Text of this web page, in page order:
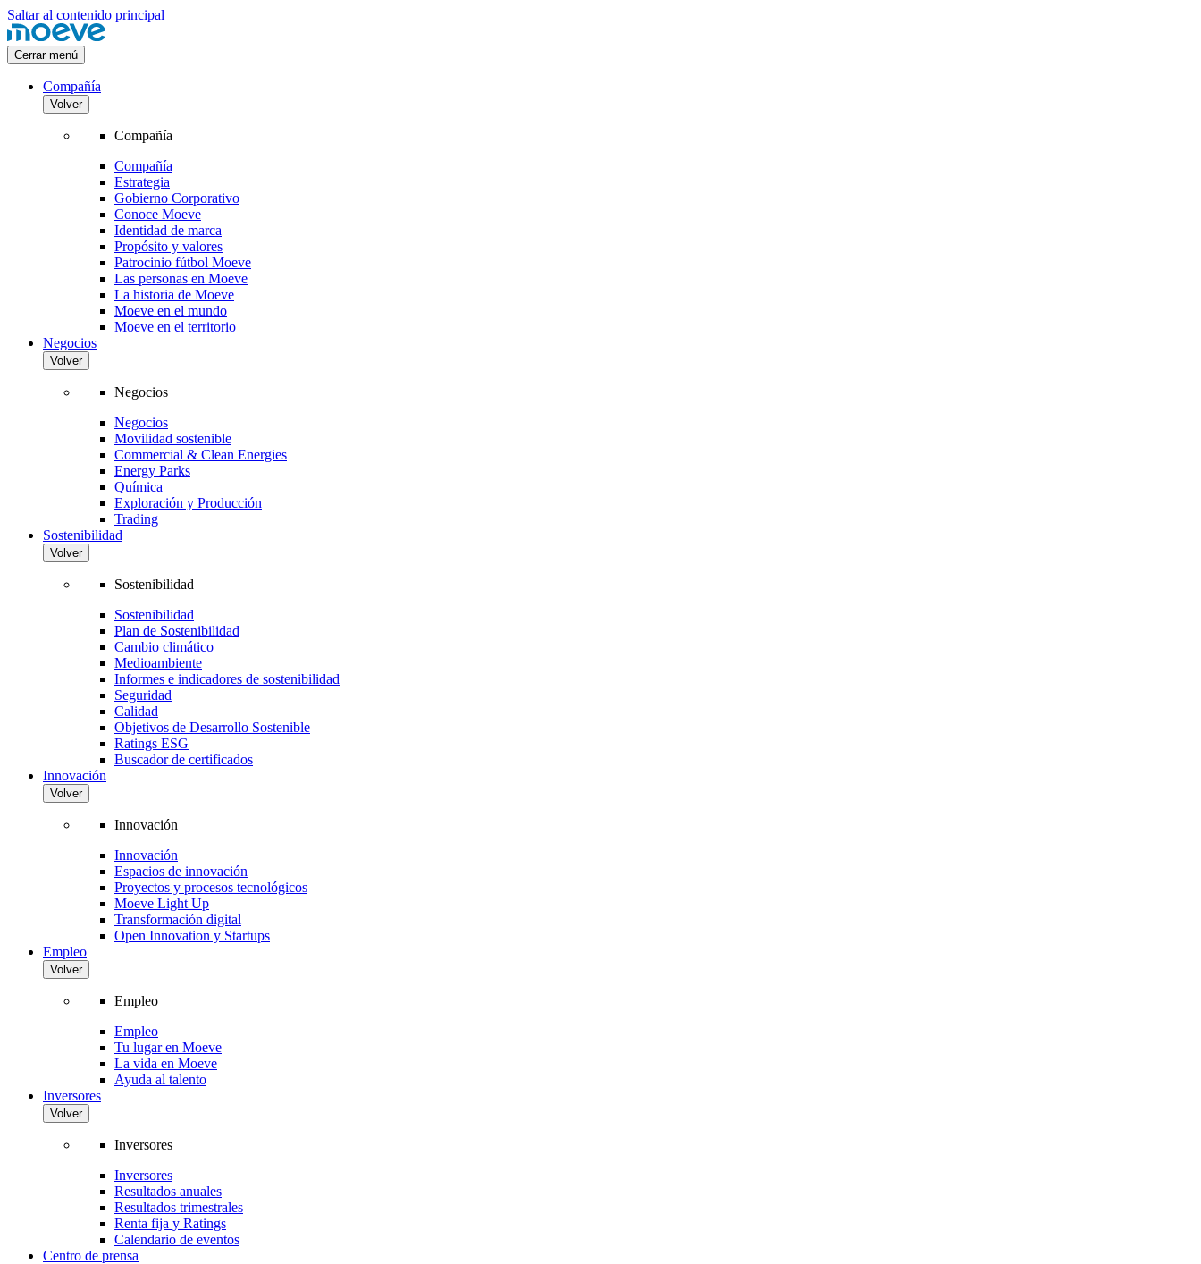
Saltar al contenido principal
Cerrar menú
Compañía
Volver
Compañía
Compañía
Estrategia
Gobierno Corporativo
Conoce Moeve
Identidad de marca
Propósito y valores
Patrocinio fútbol Moeve
Las personas en Moeve
La historia de Moeve
Moeve en el mundo
Moeve en el territorio
Negocios
Volver
Negocios
Negocios
Movilidad sostenible
Commercial & Clean Energies
Energy Parks
Química
Exploración y Producción
Trading
Sostenibilidad
Volver
Sostenibilidad
Sostenibilidad
Plan de Sostenibilidad
Cambio climático
Medioambiente
Informes e indicadores de sostenibilidad
Seguridad
Calidad
Objetivos de Desarrollo Sostenible
Ratings ESG
Buscador de certificados
Innovación
Volver
Innovación
Innovación
Espacios de innovación
Proyectos y procesos tecnológicos
Moeve Light Up
Transformación digital
Open Innovation y Startups
Empleo
Volver
Empleo
Empleo
Tu lugar en Moeve
La vida en Moeve
Ayuda al talento
Inversores
Volver
Inversores
Inversores
Resultados anuales
Resultados trimestrales
Renta fija y Ratings
Calendario de eventos
Centro de prensa